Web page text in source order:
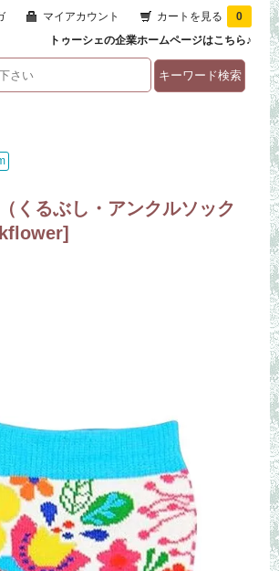
マイアカウント カートを見る
0
トゥーシェの企業ホームページはこちら♪
くるぶし・アンクルソック
]